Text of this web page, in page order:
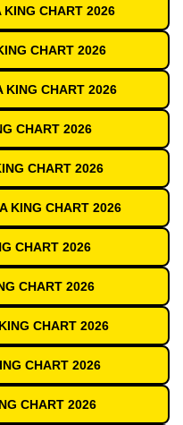
KING CHART 2026
CHART 2026
KING CHART 2026
CHART 2026
CHART 2026
KING CHART 2026
CHART 2026
CHART 2026
CHART 2026
CHART 2026
CHART 2026